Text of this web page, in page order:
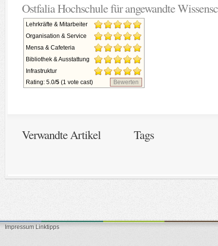
Ostfalia Hochschule für angewandte
Lehrkräfte & Mitarbeiter
Organisation & Service
Mensa & Cafeteria
Bibliothek & Ausstattung
Infrastruktur
Rating: 5.0/5 (1 vote cast) Bewerten
Verwandte Artikel Tags
Impressum Linktipps